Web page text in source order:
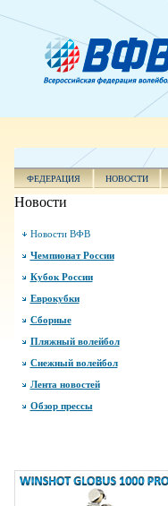
ФЕДЕРАЦИЯ НОВОСТИ
Новости
Новости ВФВ
Чемпионат России
Кубок России
Еврокубки
Сборные
Пляжный волейбол
Снежный волейбол
Лента новостей
Обзор прессы